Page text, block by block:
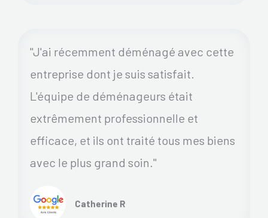
"J'ai récemment déménagé avec cette
entreprise dont je suis satisfait.
L'équipe de déménageurs était
extrêmement professionnelle et
efficace, et ils ont traité tous mes biens
avec le plus grand soin."
Catherine R